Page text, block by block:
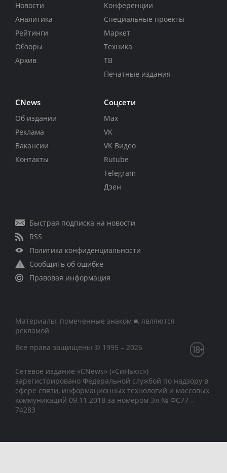
Новости
Аналитика
Рейтинги
Обзоры
Архив
Конференции
Специальные проекты
Маркет
Техника
ТВ
Печатные издания
CNews
Об издании
Реклама
Вакансии
Контакты
Соцсети
Max
VK
VK Видео
Rutube
Telegram
Дзен
Быстрая подписка на новости
RSS
Политика конфиденциальности
Сообщить об ошибке
Правовая информация
Материалы, помеченные знаком ■, являются
рекламой
Все права защищены © 1995 – 2026
Сетевое издание «CNews» («СиНьюс»)
зарегистрировано Федеральной службой по надзору в
сфере связи, информационных технологий и массовых
коммуникаций 09.11.2018 за номером Эл № ФС77 –
74283